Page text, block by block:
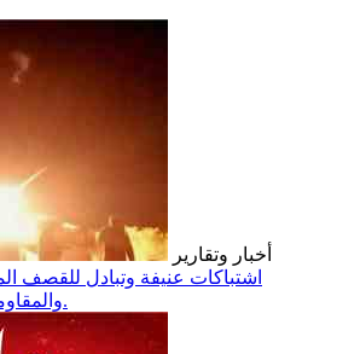
أخبار وتقارير
اشتباكات عنيفة وتبادل للقصف
والمقاومة الوطنية جنوبي الحديدة.